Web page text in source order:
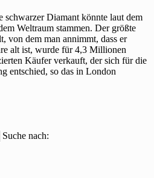
schwarzer Diamant könnte laut dem
Weltraum stammen. Der größte
von dem man annimmt, dass er
alt ist, wurde für 4,3 Millionen
Käufer verkauft, der sich für die
entschied, so das in London
Suche nach: